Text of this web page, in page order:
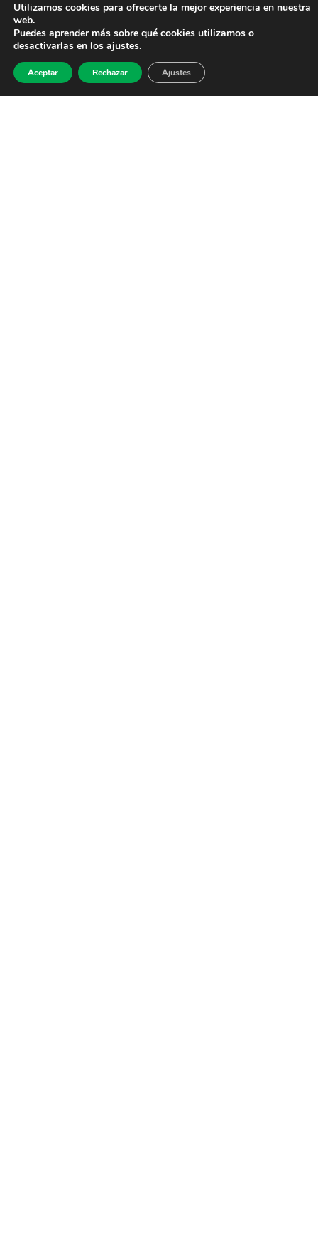
Utilizamos cookies para ofrecerte la mejor experiencia en nuestra
web.
Puedes aprender más sobre qué cookies utilizamos o
desactivarlas en los ajustes.
Aceptar Rechazar Ajustes